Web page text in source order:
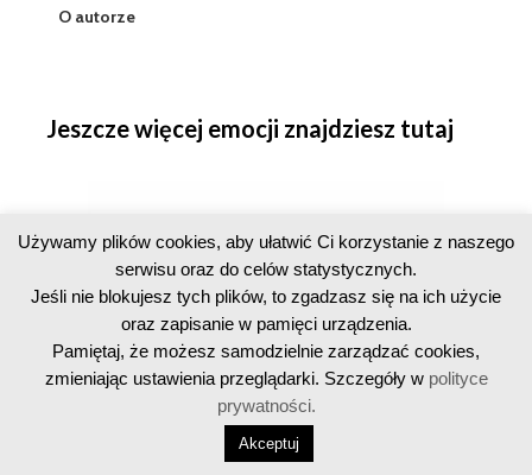
O autorze
Jeszcze więcej emocji znajdziesz tutaj
Copyright © 2016-2026 · Licznik Geigera · All Rights Reserved
Używamy plików cookies, aby ułatwić Ci korzystanie z naszego
serwisu oraz do celów statystycznych.
Jeśli nie blokujesz tych plików, to zgadzasz się na ich użycie
oraz zapisanie w pamięci urządzenia.
Pamiętaj, że możesz samodzielnie zarządzać cookies,
zmieniając ustawienia przeglądarki. Szczegóły wpolityce
prywatności.
Akceptuj